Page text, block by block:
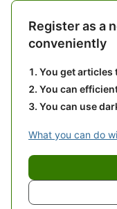
Register as a
conveniently
You get articles
You can
You can use
What you can do